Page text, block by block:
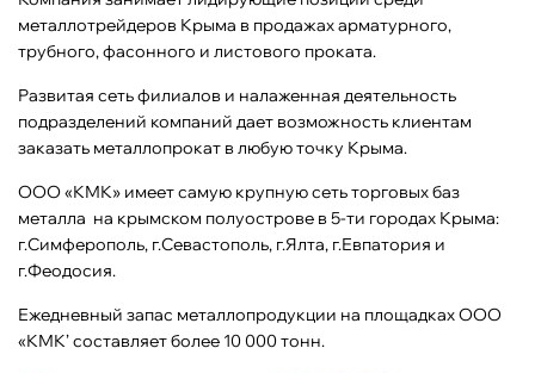
металлотрейдеров Крыма в продажах арматурного,
трубного, фасонного и листового проката.
Развитая сеть филиалов и налаженная деятельность
подразделений компаний дает возможность клиентам
заказать металлопрокат в любую точку Крыма.
ООО «КМК» имеет самую крупную сеть торговых баз
металла на крымском полуострове в 5-ти городах Крыма:
г.Симферополь, г.Севастополь, г.Ялта, г.Евпатория и
г.Феодосия.
Ежедневный запас металлопродукции на площадках ООО
«КМК’ составляет более 10 000 тонн.